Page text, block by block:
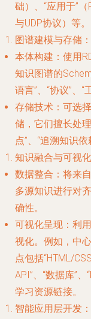
础）、“应用于”
与UDP协议）等。
图谱建模与存储 ：
本体构建 ：使用
知识图谱的
语言”、“协议”、“
存储技术 ：可选
储，它们擅长处
点”、“追溯知识依
知识融合与可视化
数据整合 ：将来
多源知识进行对
确性。
可视化呈现 ：利
视化。例如，中
点包括“HTML/
API”、“数据库”
学习资源链接。
智能应用层开发 ：